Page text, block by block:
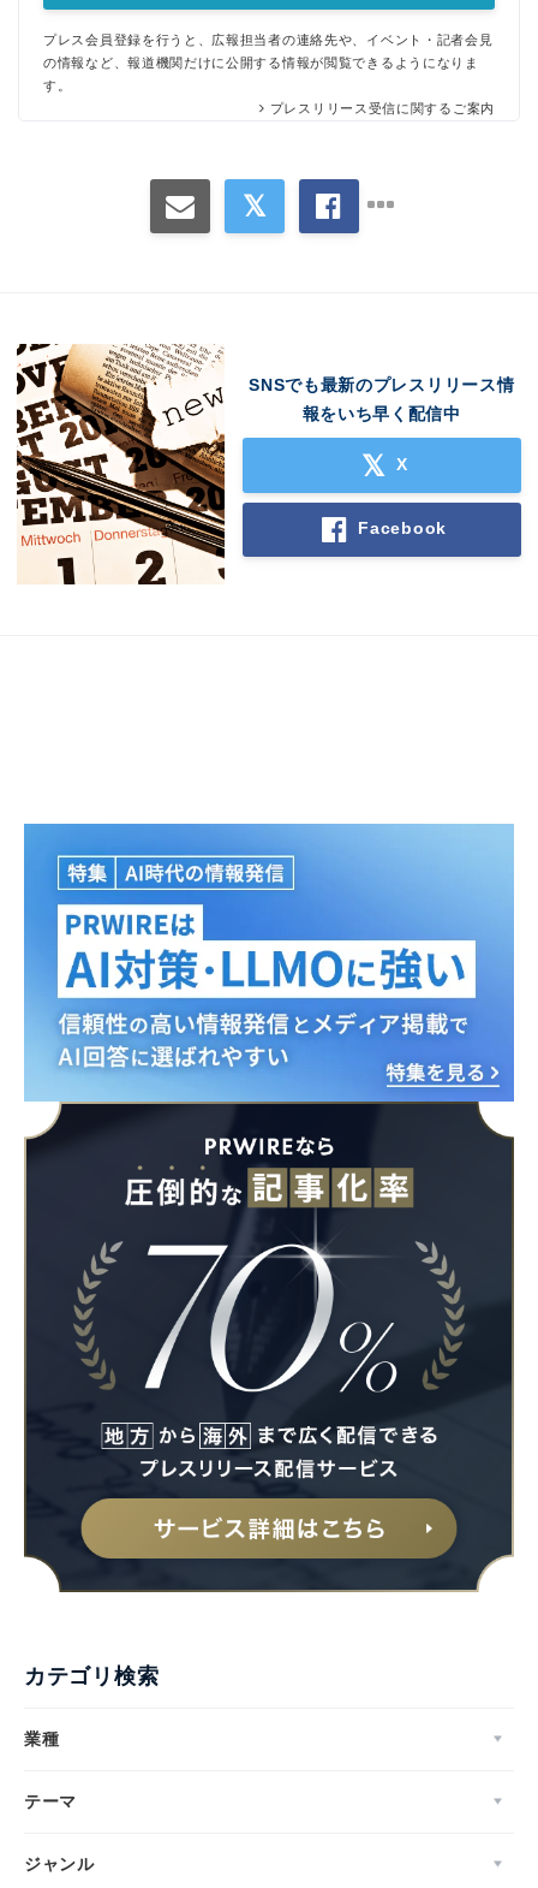
プレス会員登録を行うと、広報担当者の連絡先や、イベント・記者会見
の情報など、報道機関だけに公開する情報が閲覧できるようになりま
す。
プレスリリース受信に関するご案内
SNSでも最新のプレスリリース情
報をいち早く配信中
X
Facebook
カテゴリ検索
業種
テーマ
ジャンル